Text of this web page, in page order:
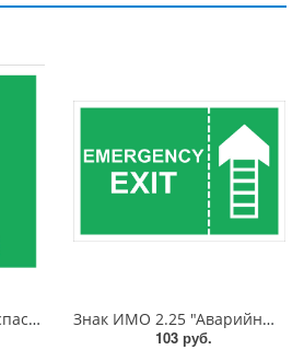
Знак ИМО 2.33 "Самоспасатель", 150x150 мм, фотолюм, пленка
Знак ИМО 2.25 "Аварийный выход", 150x225 мм, фотолюм, пленка
103 руб.